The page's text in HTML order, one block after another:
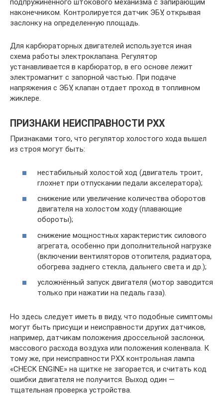
подпружиненного штокового механизма с запирающим
наконечником. Контролируется датчик ЭБУ, открывая
заслонку на определенную площадь.
Для карбюраторных двигателей используется иная
схема работы электроклапана. Регулятор
устанавливается в карбюратор, в его основе лежит
электромагнит с запорной частью. При подаче
напряжения с ЭБУ, клапан отдает проход в топливном
жиклере.
ПРИЗНАКИ НЕИСПРАВНОСТИ РХХ
Признаками того, что регулятор холостого хода вышел
из строя могут быть:
нестабильный холостой ход (двигатель троит,
глохнет при отпускании педали акселератора);
снижение или увеличение количества оборотов
двигателя на холостом ходу (плавающие
обороты);
снижение мощностных характеристик силового
агрегата, особенно при дополнительной нагрузке
(включении вентиляторов отопителя, радиатора,
обогрева заднего стекла, дальнего света и др.);
усложнённый запуск двигателя (мотор заводится
только при нажатии на педаль газа).
Но здесь следует иметь в виду, что подобные симптомы
могут быть присущи и неисправности других датчиков,
например, датчикам положения дроссельной заслонки,
массового расхода воздуха или положения коленвала. К
тому же, при неисправности РХХ контрольная лампа
«CHECK ENGINE» на щитке не загорается, и считать код
ошибки двигателя не получится. Выход один —
тщательная проверка устройства.